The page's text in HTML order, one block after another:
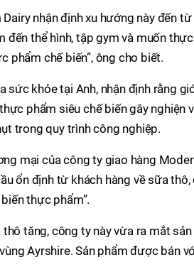
nhận định xu hướng này đến
đến thể hình, tập gym và muốn
phẩm chế biến”, ông cho biết.
sức khỏe tại Anh, nhận định rằng
phẩm siêu chế biến gây nghiện
trong quy trình công nghiệp.
mại của công ty giao hàng
ổn định từ khách hàng về sữa
thực phẩm”.
tăng, công ty này vừa ra mắt sản
Ayrshire. Sản phẩm được bán